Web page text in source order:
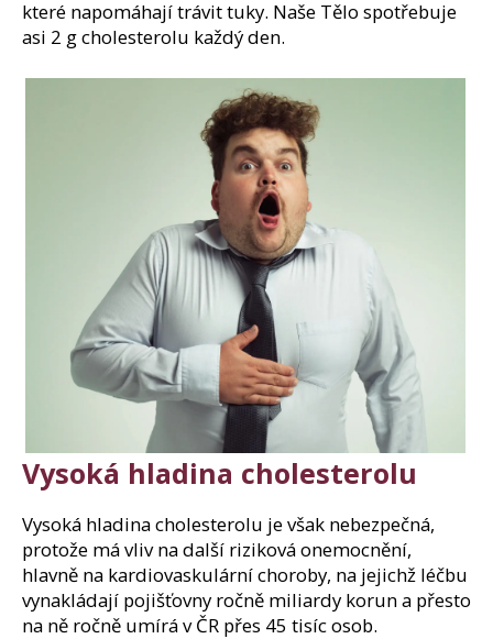
které napomáhají trávit tuky. Naše Tělo spotřebuje
asi 2 g cholesterolu každý den.
Vysoká hladina cholesterolu
Vysoká hladina cholesterolu je však nebezpečná,
protože má vliv na další riziková onemocnění,
hlavně na kardiovaskulární choroby, na jejichž léčbu
vynakládají pojišťovny ročně miliardy korun a přesto
na ně ročně umírá v ČR přes 45 tisíc osob.
t
?
j
e
m
e
SÓJOVÝ
PROTEIN
IZOLÁT